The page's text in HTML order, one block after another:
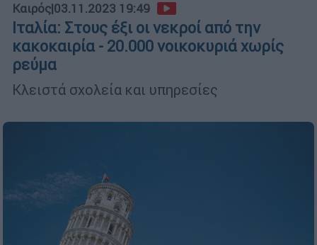
Καιρός|03.11.2023 19:49
Ιταλία: Στους έξι οι νεκροί από την
κακοκαιρία - 20.000 νοικοκυριά χωρίς
ρεύμα
Κλειστά σχολεία και υπηρεσίες